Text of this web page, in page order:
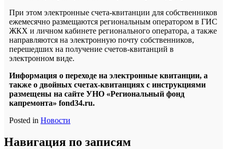
При этом электронные счета-квитанции для собственников
ежемесячно размещаются региональным оператором в ГИС
ЖКХ и личном кабинете регионального оператора, а также
направляются на электронную почту собственников,
перешедших на получение счетов-квитанций в
электронном виде.
Информация о переходе на электронные квитанции, а
также о двойных счетах-квитанциях с инструкциями
размещены на сайте УНО «Региональный фонд
капремонта» fond34.ru.
Posted in Новости
Навигация по записям